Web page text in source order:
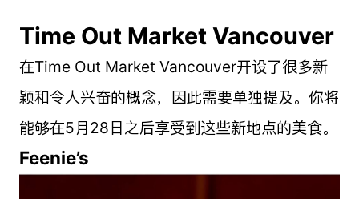
Time Out Market Vancouver
在Time Out Market Vancouver开设了很多新
颖和令人兴奋的概念，因此需要单独提及。你将
能够在5月28日之后享受到这些新地点的美食。
Feenie’s